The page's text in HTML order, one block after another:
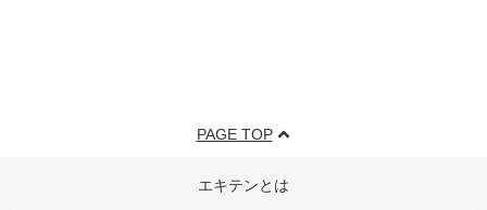
PAGE TOP
エキテンとは